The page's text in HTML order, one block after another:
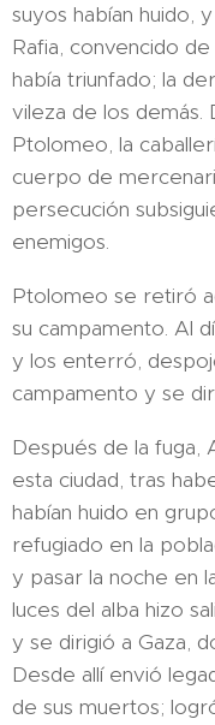
suyos habían huido,
Rafia, convencido
había triunfado; la
vileza de los demás.
Ptolomeo, la
cuerpo de
persecución
enemigos.
Ptolomeo se retiró
su campamento. Al
y los enterró,
campamento y se
Después de la fuga,
esta ciudad, tras
habían huido en
refugiado en la
y pasar la noche en
luces del alba hizo
y se dirigió a Gaza,
Desde allí envió
de sus muertos;